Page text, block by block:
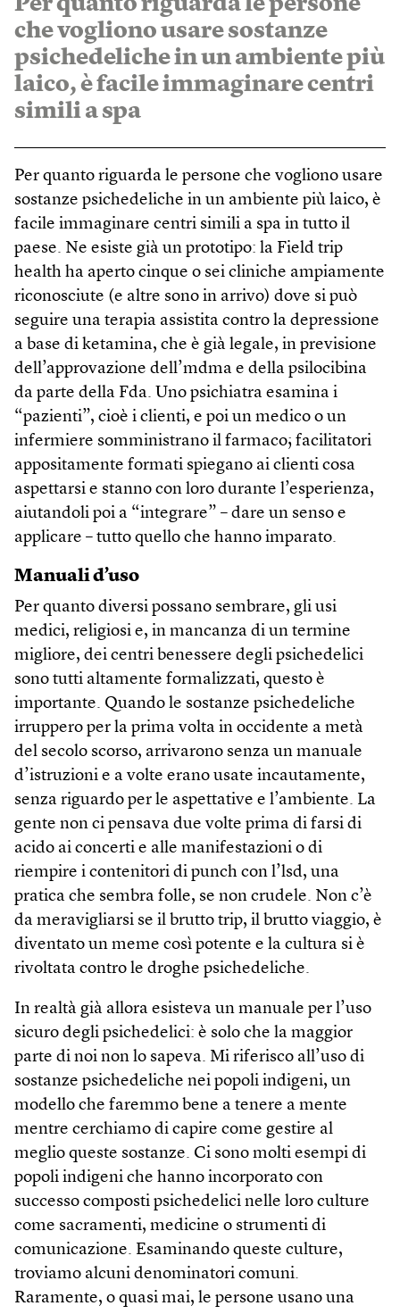
che vogliono usare sostanze
psichedeliche in un ambiente più
laico, è facile immaginare centri
simili a spa
Per quanto riguarda le persone che vogliono usare
sostanze psichedeliche in un ambiente più laico, è
facile immaginare centri simili a spa in tutto il
paese. Ne esiste già un prototipo: la Field trip
health ha aperto cinque o sei cliniche ampiamente
riconosciute (e altre sono in arrivo) dove si può
seguire una terapia assistita contro la depressione
a base di ketamina, che è già legale, in previsione
dell’approvazione dell’mdma e della psilocibina
da parte della Fda. Uno psichiatra esamina i
“pazienti”, cioè i clienti, e poi un medico o un
infermiere somministrano il farmaco; facilitatori
appositamente formati spiegano ai clienti cosa
aspettarsi e stanno con loro durante l’esperienza,
aiutandoli poi a “integrare” – dare un senso e
applicare – tutto quello che hanno imparato.
Manuali d’uso
Per quanto diversi possano sembrare, gli usi
medici, religiosi e, in mancanza di un termine
migliore, dei centri benessere degli psichedelici
sono tutti altamente formalizzati, questo è
importante. Quando le sostanze psichedeliche
irruppero per la prima volta in occidente a metà
del secolo scorso, arrivarono senza un manuale
d’istruzioni e a volte erano usate incautamente,
senza riguardo per le aspettative e l’ambiente. La
gente non ci pensava due volte prima di farsi di
acido ai concerti e alle manifestazioni o di
riempire i contenitori di punch con l’lsd, una
pratica che sembra folle, se non crudele. Non c’è
da meravigliarsi se il brutto trip, il brutto viaggio, è
diventato un meme così potente e la cultura si è
rivoltata contro le droghe psichedeliche.
In realtà già allora esisteva un manuale per l’uso
sicuro degli psichedelici: è solo che la maggior
parte di noi non lo sapeva. Mi riferisco all’uso di
sostanze psichedeliche nei popoli indigeni, un
modello che faremmo bene a tenere a mente
mentre cerchiamo di capire come gestire al
meglio queste sostanze. Ci sono molti esempi di
popoli indigeni che hanno incorporato con
successo composti psichedelici nelle loro culture
come sacramenti, medicine o strumenti di
comunicazione. Esaminando queste culture,
troviamo alcuni denominatori comuni.
Raramente, o quasi mai, le persone usano una